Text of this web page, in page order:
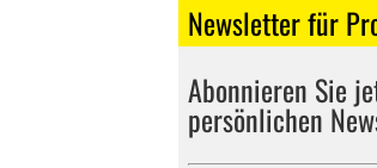
Newsletter für
Abonnieren Sie
persönlichen